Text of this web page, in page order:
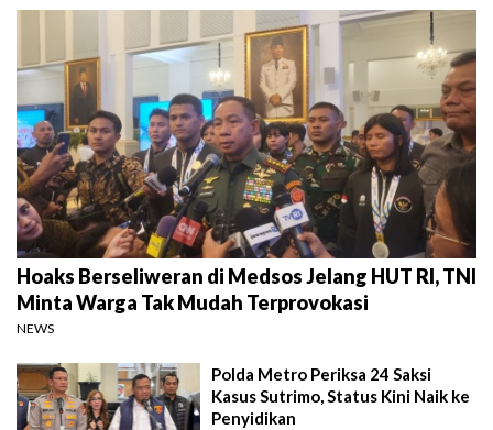
Hoaks Berseliweran di Medsos Jelang HUT RI, TNI
Minta Warga Tak Mudah Terprovokasi
NEWS
Polda Metro Periksa 24 Saksi
Kasus Sutrimo, Status Kini Naik ke
Penyidikan